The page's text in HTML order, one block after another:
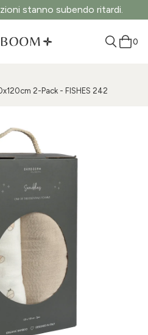
stanno subendo ritardi.
0
2-Pack - FISHES 242